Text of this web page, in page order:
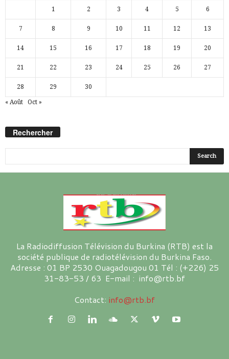
1 2 3 4 5 6
7 8 9 10 11 12 13
14 15 16 17 18 19 20
21 22 23 24 25 26 27
28 29 30
« Août Oct »
Rechercher
La Radiodiffusion Télévision du Burkina (RTB) est la
société publique de radiotélévision du Burkina Faso.
Adresse : 01 BP 2530 Ouagadougou 01 Tél : (+226) 25
31-83-53 / 63 E-mail : info@rtb.bf
Contact: info@rtb.bf